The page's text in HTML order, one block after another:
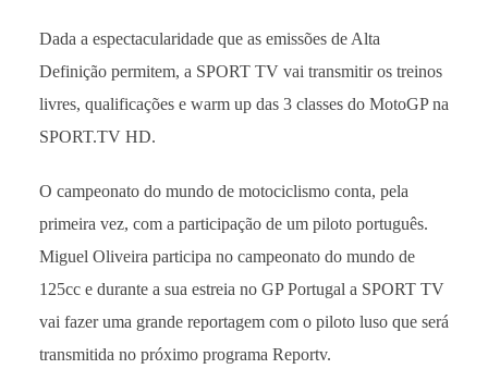
Dada a espectacularidade que as emissões de Alta
Definição permitem, a SPORT TV vai transmitir os treinos
livres, qualificações e warm up das 3 classes do MotoGP na
SPORT.TV HD.
O campeonato do mundo de motociclismo conta, pela
primeira vez, com a participação de um piloto português.
Miguel Oliveira participa no campeonato do mundo de
125cc e durante a sua estreia no GP Portugal a SPORT TV
vai fazer uma grande reportagem com o piloto luso que será
transmitida no próximo programa Reportv.